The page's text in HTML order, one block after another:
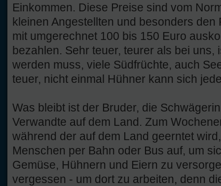
Einkommen. Diese Preise sind vom
kleinen Angestellten und besonders den
mit umgerechnet 100 bis 150 Euro
bezahlen. Sehr teuer, teurer als bei uns,
werden muss, viele Südfrüchte, auch
teuer, nicht einmal Hühner kann sich
Was bleibt ist der Bruder, die
Verwandte auf dem Land. Zum
während der auf dem Land geerntet
Menschen per Bahn oder Bus auf, um
Gemüse, Hühnern und Eiern zu
vergessen - um dort zu arbeiten, denn